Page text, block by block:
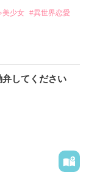
みれ新婚生活。
レンスラブコメ
美少女 #異世界恋愛
してください